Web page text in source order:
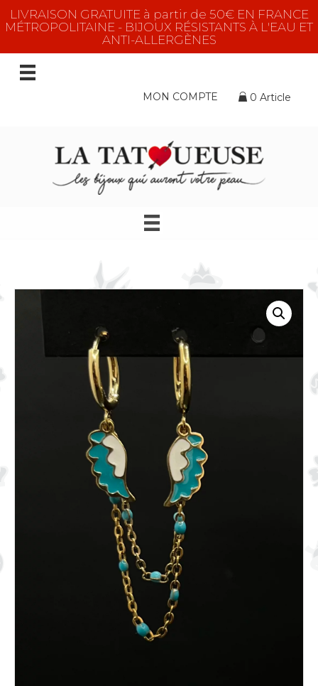
LIVRAISON GRATUITE à partir de 50€ EN FRANCE
MÉTROPOLITAINE - BIJOUX RÉSISTANTS À L'EAU ET
ANTI-ALLERGÈNES
MON COMPTE 0 Article